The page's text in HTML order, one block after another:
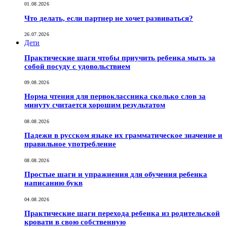
01.08.2026
Что делать, если партнер не хочет развиваться?
26.07.2026
Дети
Практические шаги чтобы приучить ребенка мыть за
собой посуду с удовольствием
09.08.2026
Норма чтения для первоклассника сколько слов за
минуту считается хорошим результатом
08.08.2026
Падежи в русском языке их грамматическое значение и
правильное употребление
08.08.2026
Простые шаги и упражнения для обучения ребенка
написанию букв
04.08.2026
Практические шаги перехода ребенка из родительской
кровати в свою собственную